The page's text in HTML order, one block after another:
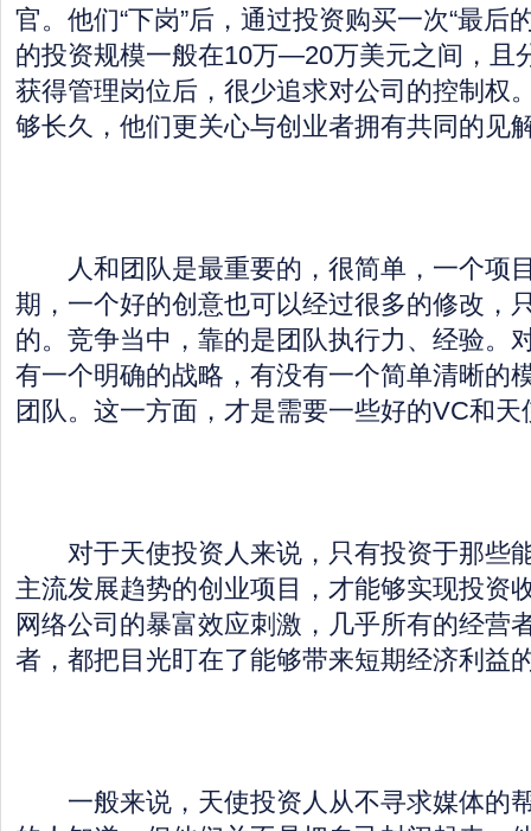
官。他们“下岗”后，通过投资购买一次“最后
的投资规模一般在10万—20万美元之间，且
获得管理岗位后，很少追求对公司的控制权
够长久，他们更关心与创业者拥有共同的见
人和团队是最重要的，很简单，一个项
期，一个好的创意也可以经过很多的修改，
的。竞争当中，靠的是团队执行力、经验。
有一个明确的战略，有没有一个简单清晰的
团队。这一方面，才是需要一些好的VC和
对于天使投资人来说，只有投资于那些
主流发展趋势的创业项目，才能够实现投资
网络公司的暴富效应刺激，几乎所有的经营
者，都把目光盯在了能够带来短期经济利益
一般来说，天使投资人从不寻求媒体的